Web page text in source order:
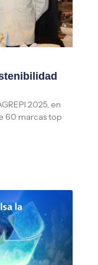
2025, en
60 marcas top